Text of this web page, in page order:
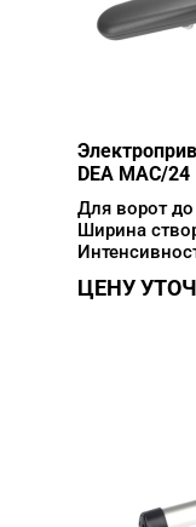
DEA MAC/24
Для ворот до
Ширина
ЦЕНУ